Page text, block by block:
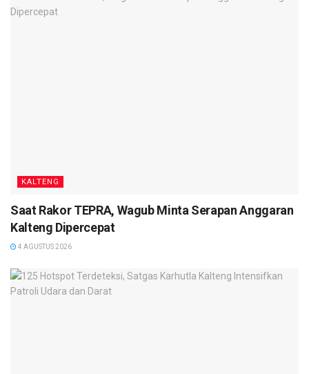
KALTENG
Saat Rakor TEPRA, Wagub Minta Serapan Anggaran
Kalteng Dipercepat
4 AGUSTUS 2026